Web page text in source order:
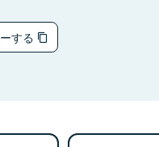
する